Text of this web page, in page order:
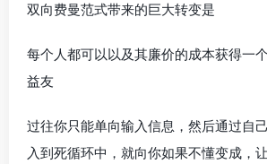
双向费曼范式带来的巨大转变是
每个人都可以以及其廉价的成本获得一
益友
过往你只能单向输入信息，然后通过自
入到死循环中，就向你如果不懂变成，